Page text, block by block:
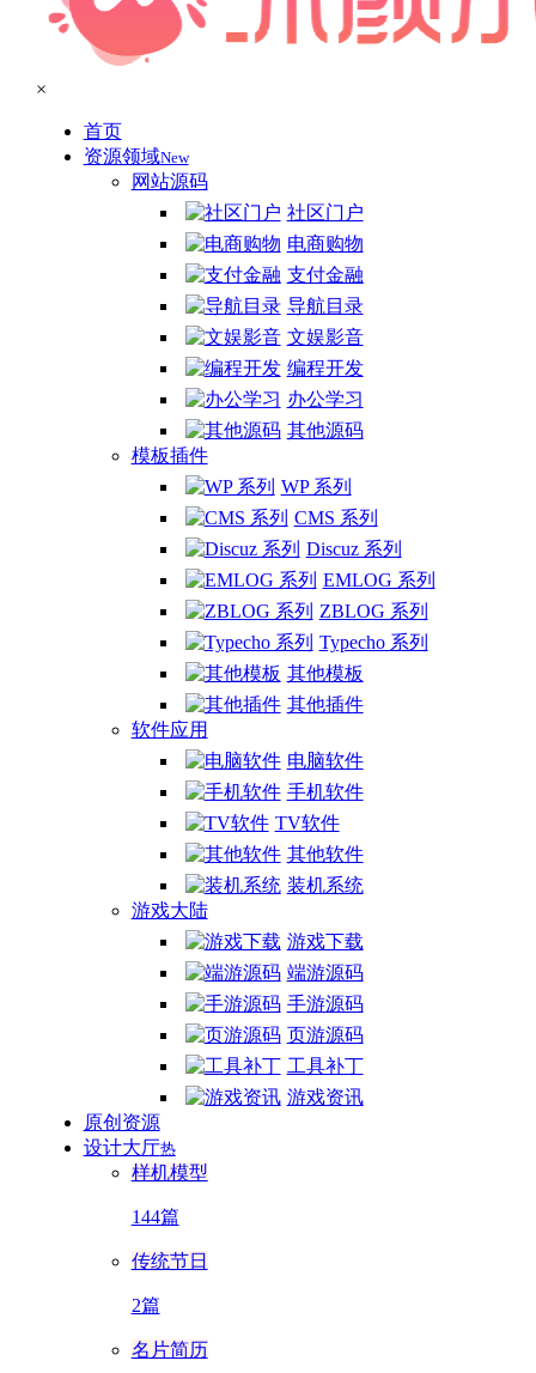
×
首页
资源领域New
网站源码
社区门户
电商购物
支付金融
导航目录
文娱影音
编程开发
办公学习
其他源码
模板插件
WP 系列
CMS 系列
Discuz 系列
EMLOG 系列
ZBLOG 系列
Typecho 系列
其他模板
其他插件
软件应用
电脑软件
手机软件
TV软件
其他软件
装机系统
游戏大陆
游戏下载
端游源码
手游源码
页游源码
工具补丁
游戏资讯
原创资源
设计大厅热
样机模型
144篇
传统节日
2篇
名片简历